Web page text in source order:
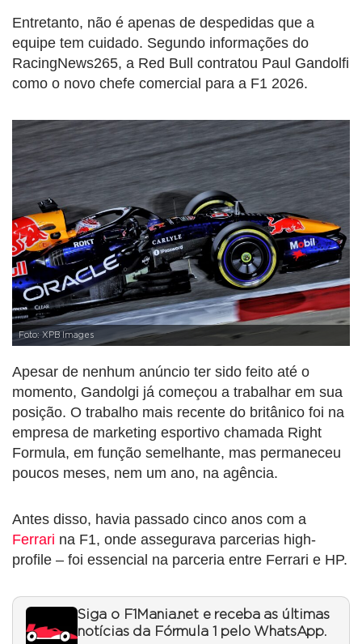
Entretanto, não é apenas de despedidas que a
equipe tem cuidado. Segundo informações do
RacingNews265, a Red Bull contratou Paul Gandolfi
como o novo chefe comercial para a F1 2026.
Foto: XPB Images
Apesar de nenhum anúncio ter sido feito até o
momento, Gandolgi já começou a trabalhar em sua
posição. O trabalho mais recente do britânico foi na
empresa de marketing esportivo chamada Right
Formula, em função semelhante, mas permaneceu
poucos meses, nem um ano, na agência.
Antes disso, havia passado cinco anos com a
Ferrari na F1, onde assegurava parcerias high-
profile – foi essencial na parceria entre Ferrari e HP.
Siga o F1Mania.net e receba as últimas
notícias da Fórmula 1 pelo WhatsApp.